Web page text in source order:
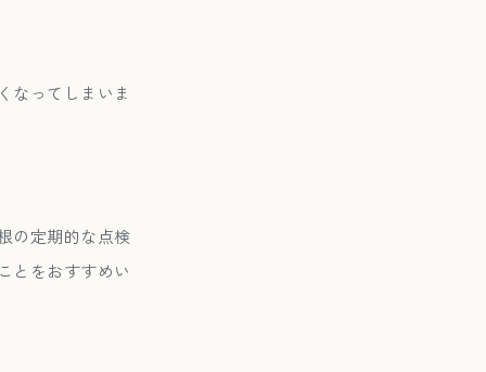
なってしまいま
の定期的な点検
とをおすすめい